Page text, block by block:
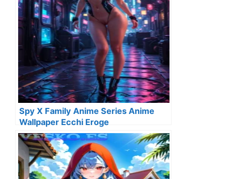
Spy X Family Anime Series Anime
Wallpaper Ecchi Eroge